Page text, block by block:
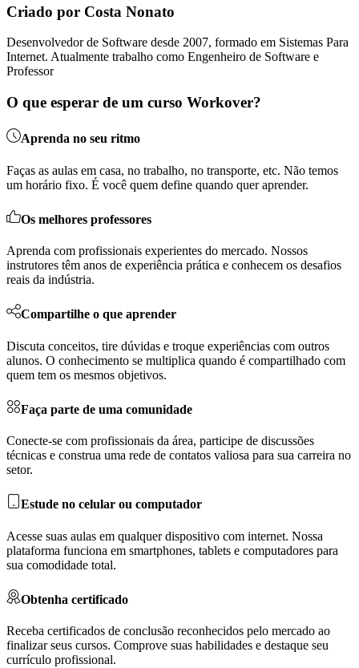
Criado por Costa Nonato
Desenvolvedor de Software desde 2007, formado em Sistemas Para
Internet. Atualmente trabalho como Engenheiro de Software e
Professor
O que esperar de um curso Workover?
Aprenda no seu ritmo
Faças as aulas em casa, no trabalho, no transporte, etc. Não temos
um horário fixo. É você quem define quando quer aprender.
Os melhores professores
Aprenda com profissionais experientes do mercado. Nossos
instrutores têm anos de experiência prática e conhecem os desafios
reais da indústria.
Compartilhe o que aprender
Discuta conceitos, tire dúvidas e troque experiências com outros
alunos. O conhecimento se multiplica quando é compartilhado com
quem tem os mesmos objetivos.
Faça parte de uma comunidade
Conecte-se com profissionais da área, participe de discussões
técnicas e construa uma rede de contatos valiosa para sua carreira no
setor.
Estude no celular ou computador
Acesse suas aulas em qualquer dispositivo com internet. Nossa
plataforma funciona em smartphones, tablets e computadores para
sua comodidade total.
Obtenha certificado
Receba certificados de conclusão reconhecidos pelo mercado ao
finalizar seus cursos. Comprove suas habilidades e destaque seu
currículo profissional.